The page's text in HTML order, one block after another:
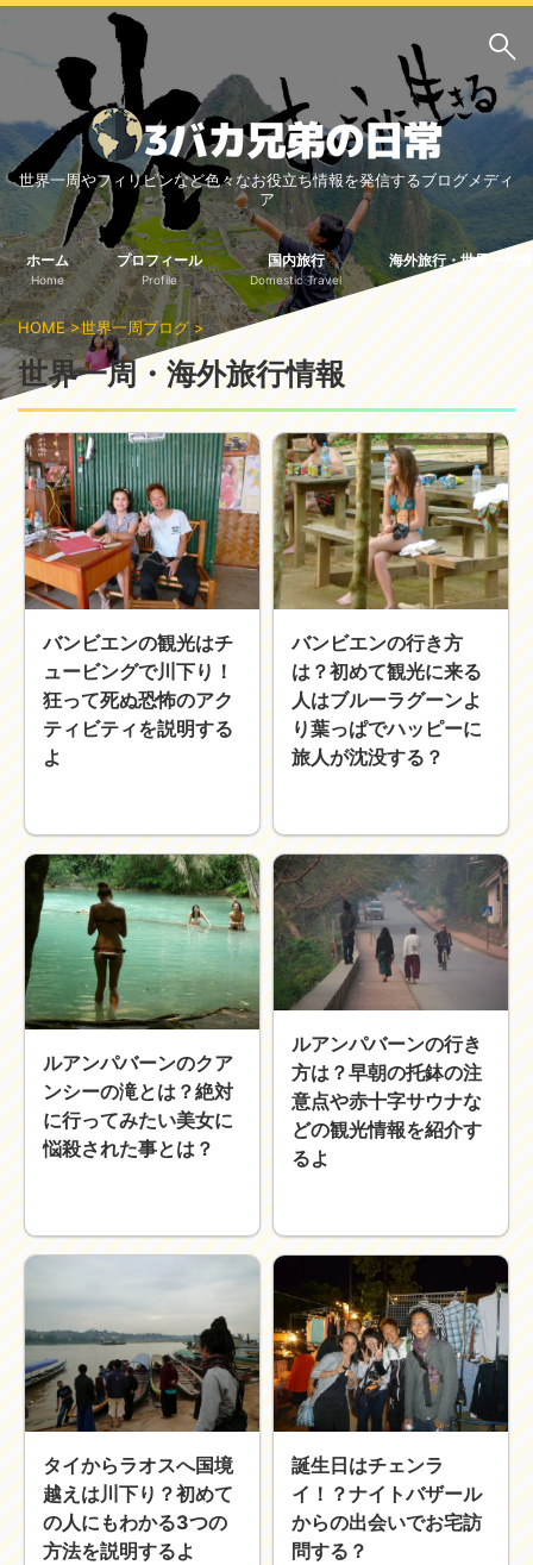
サイト内検索
3バカ兄弟のブログ
三男：増田っちのブロ
グ
次男：タクジのブログ
長男：Yoshiのブログ
ビジネス・ライフハック
車関係
クレジットカード
生活の知恵
国内旅行
中部
中国・四国
北海道・東北
関東
近畿
九州
世界一周ブログ
アフリカ
アジア
ヨーロッパ
中東
北・中南米
東南アジア
世界一周の準備
ポケモンGO
AND OR
検索
世界一周やフィリピンなど色々なお役立ち情報を発信するブログメディ
ア
ホーム
Home
プロフィール
Profile
国内旅行
Domestic Travel
海外旅行・世界一周
HOME>世界一周ブログ >
世界一周・海外旅行情報
バンビエンの観光はチ
ュービングで川下り！
狂って死ぬ恐怖のアク
ティビティを説明する
よ
バンビエンの行き方
は？初めて観光に来る
人はブルーラグーンよ
り葉っぱでハッピーに
旅人が沈没する？
ルアンパバーンのクア
ンシーの滝とは？絶対
に行ってみたい美女に
悩殺された事とは？
ルアンパバーンの行き
方は？早朝の托鉢の注
意点や赤十字サウナな
どの観光情報を紹介す
るよ
タイからラオスへ国境
越えは川下り？初めて
の人にもわかる3つの
方法を説明するよ
誕生日はチェンラ
イ！？ナイトバザール
からの出会いでお宅訪
問する？